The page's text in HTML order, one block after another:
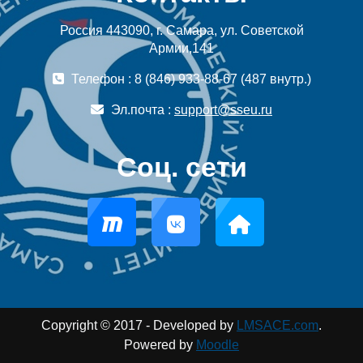
Россия 443090, г. Самара, ул. Советской
Армии,141
Телефон : 8 (846) 933-88-67 (487 внутр.)
Эл.почта : support@sseu.ru
Соц. сети
Copyright © 2017 - Developed by LMSACE.com.
Powered by Moodle